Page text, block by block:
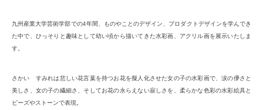
九州産業大学芸術学部での4年間、ものやことのデザイン、プロダクトデザインを学んでき
た中で、ひっそりと趣味として幼い頃から描いてきた水彩画、アクリル画を展示いたしま
す。
さかい すみれは悲しい花言葉を持つお花を擬人化させた女の子の水彩画で、涙の儚さと
美しさ、女の子の繊細さ、そしてお花の永らえない寂しさを、柔らかな色彩の水彩絵具と
ビーズやストーンで表現。